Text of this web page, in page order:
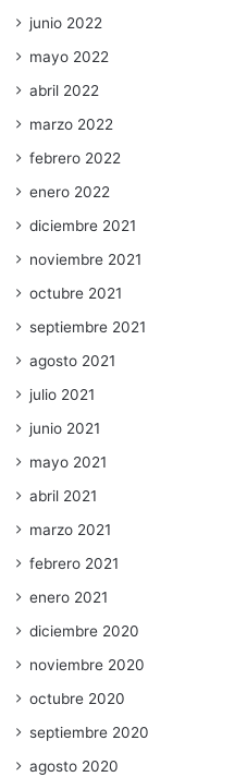
junio 2022
mayo 2022
abril 2022
marzo 2022
febrero 2022
enero 2022
diciembre 2021
noviembre 2021
octubre 2021
septiembre 2021
agosto 2021
julio 2021
junio 2021
mayo 2021
abril 2021
marzo 2021
febrero 2021
enero 2021
diciembre 2020
noviembre 2020
octubre 2020
septiembre 2020
agosto 2020